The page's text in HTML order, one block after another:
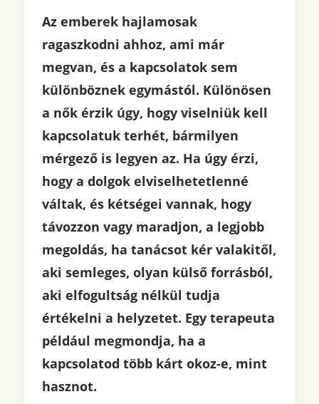
Az emberek hajlamosak
ragaszkodni ahhoz, ami már
megvan, és a kapcsolatok sem
különböznek egymástól. Különösen
a nők érzik úgy, hogy viselniük kell
kapcsolatuk terhét, bármilyen
mérgező is legyen az. Ha úgy érzi,
hogy a dolgok elviselhetetlenné
váltak, és kétségei vannak, hogy
távozzon vagy maradjon, a legjobb
megoldás, ha tanácsot kér valakitől,
aki semleges, olyan külső forrásból,
aki elfogultság nélkül tudja
értékelni a helyzetet. Egy terapeuta
például megmondja, ha a
kapcsolatod több kárt okoz-e, mint
hasznot.